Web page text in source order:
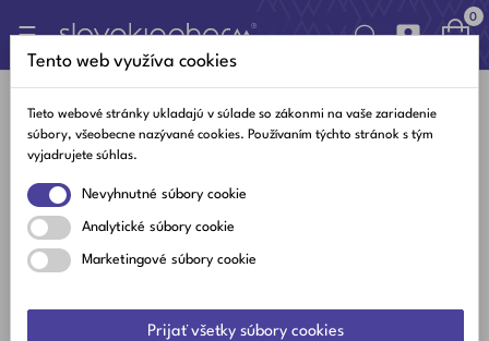

0
Toggle
navigation
☰

Najnovšie články
Obľúbené články
Tento web využíva cookies
Tieto webové stránky ukladajú v súlade so zákonmi na vaše zariadenie
súbory, všeobecne nazývané cookies. Používaním týchto stránok s tým
vyjadrujete súhlas.
Nevyhnutné súbory cookie
Analytické súbory cookie
Marketingové súbory cookie
Prijať všetky súbory cookies